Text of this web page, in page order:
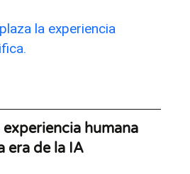
la experiencia
humana
era de la IA